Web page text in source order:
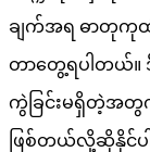
ချက်အရ ဓာတုကု
တာတွေ့ရပါတယ်။
ကွဲခြင်းမရှိတဲ့အ
ဖြစ်တယ်လို့ဆိုနိုင်ပ